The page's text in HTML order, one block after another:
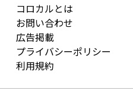
コロカルとは
お問い合わせ
広告掲載
プライバシーポリシー
利用規約